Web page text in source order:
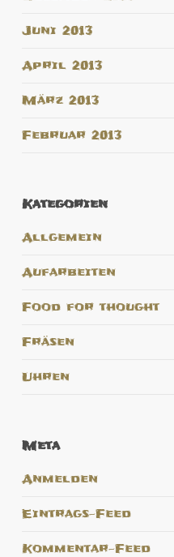
Juni 2013
April 2013
März 2013
Februar 2013
Kategorien
Allgemein
Aufarbeiten
Food for thought
Fräsen
Uhren
Meta
Anmelden
Eintrags-Feed
Kommentar-Feed